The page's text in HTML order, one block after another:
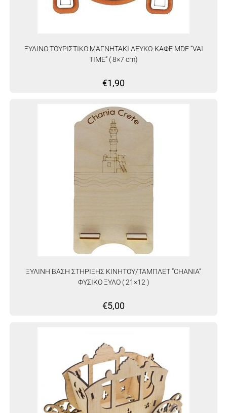
ΞΥΛΙΝΟ ΤΟΥΡΙΣΤΙΚΟ ΜΑΓΝΗΤΑΚΙ ΛΕΥΚΟ-ΚΑΦΕ MDF “VAI
TIME” ( 8×7 cm)
€1,90
ΞΥΛΙΝΗ ΒΑΣΗ ΣΤΗΡΙΞΗΣ ΚΙΝΗΤΟΥ/ΤΑΜΠΛΕΤ “CHANIA”
ΦΥΣΙΚΟ ΞΥΛΟ ( 21×12 )
€5,00